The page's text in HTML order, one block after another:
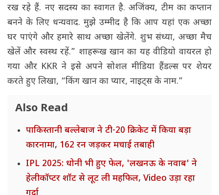
रख रहे हैं. नए सदस्य का स्वागत है. अजिंक्य, टीम का कप्तान
बनने के लिए धन्यवाद. मुझे उम्मीद है कि आप यहां एक अच्छा
घर पाएंगे और हमारे साथ अच्छा खेलेंगे. शुभ संध्या, अच्छा मैच
खेलें और स्वस्थ रहें.” शाहरूख खान का यह वीडियो वायरल हो
गया और KKR ने इसे अपने सोशल मीडिया हैंडल्स पर शेयर
करते हुए लिखा, “किंग खान का प्यार, नाइट्स के नाम.”
Also Read
पाकिस्तानी बल्लेबाज ने टी-20 क्रिकेट में किया बड़ा
कारनामा, 162 रन जड़कर मचाई तबाही
IPL 2025: धोनी भी हुए फेल, 'लखनऊ के नवाब' ने
हेलीकॉप्टर शॉट से लूट ली महफिल, Video उड़ा रहा